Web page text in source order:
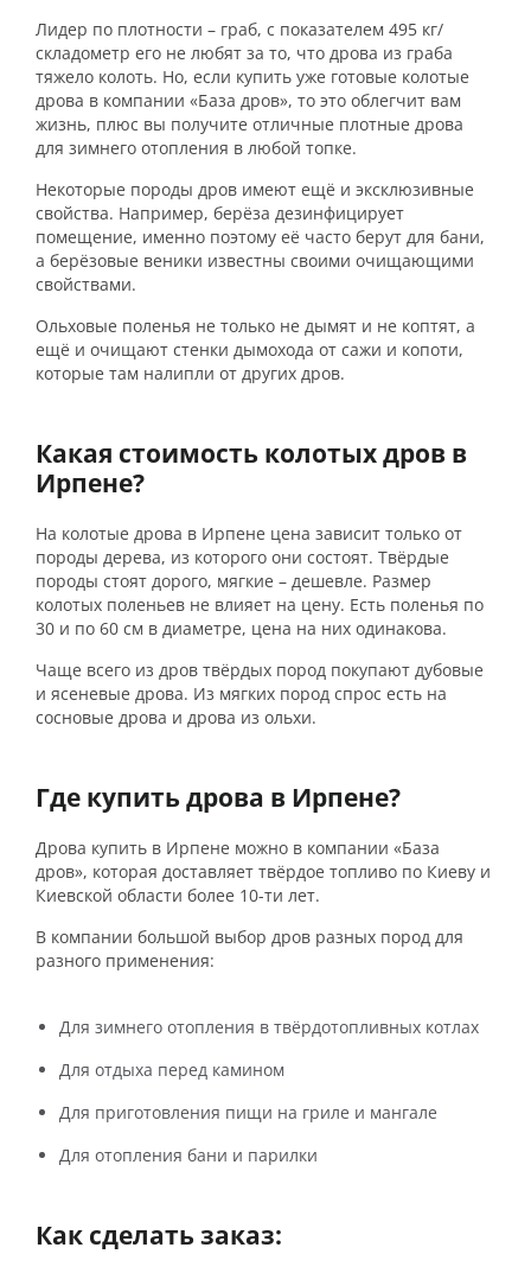
Лидер по плотности – граб, с показателем 495 кг/
складометр его не любят за то, что дрова из граба
тяжело колоть. Но, если купить уже готовые колотые
дрова в компании «База дров», то это облегчит вам
жизнь, плюс вы получите отличные плотные дрова
для зимнего отопления в любой топке.
Некоторые породы дров имеют ещё и эксклюзивные
свойства. Например, берёза дезинфицирует
помещение, именно поэтому её часто берут для бани,
а берёзовые веники известны своими очищающими
свойствами.
Ольховые поленья не только не дымят и не коптят, а
ещё и очищают стенки дымохода от сажи и копоти,
которые там налипли от других дров.
Какая стоимость колотых дров в
Ирпене?
На колотые дрова в Ирпене цена зависит только от
породы дерева, из которого они состоят. Твёрдые
породы стоят дорого, мягкие – дешевле. Размер
колотых поленьев не влияет на цену. Есть поленья по
30 и по 60 см в диаметре, цена на них одинакова.
Чаще всего из дров твёрдых пород покупают дубовые
и ясеневые дрова. Из мягких пород спрос есть на
сосновые дрова и дрова из ольхи.
Где купить дрова в Ирпене?
Дрова купить в Ирпене можно в компании «База
дров», которая доставляет твёрдое топливо по Киеву и
Киевской области более 10-ти лет.
В компании большой выбор дров разных пород для
разного применения:
Для зимнего отопления в твёрдотопливных котлах
Для отдыха перед камином
Для приготовления пищи на гриле и мангале
Для отопления бани и парилки
Как сделать заказ: